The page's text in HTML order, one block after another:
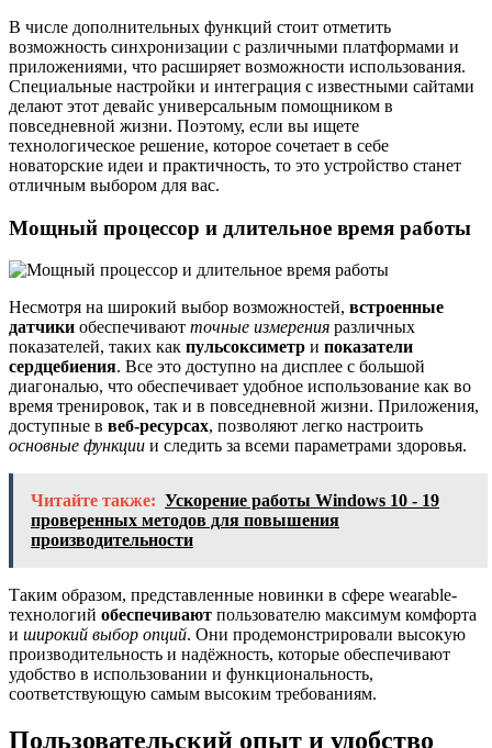
В числе дополнительных функций стоит отметить
возможность синхронизации с различными платформами и
приложениями, что расширяет возможности использования.
Специальные настройки и интеграция с известными сайтами
делают этот девайс универсальным помощником в
повседневной жизни. Поэтому, если вы ищете
технологическое решение, которое сочетает в себе
новаторские идеи и практичность, то это устройство станет
отличным выбором для вас.
Мощный процессор и длительное время работы
Несмотря на широкий выбор возможностей, встроенные
датчики обеспечивают точные измерения различных
показателей, таких как пульсоксиметр и показатели
сердцебиения. Все это доступно на дисплее с большой
диагональю, что обеспечивает удобное использование как во
время тренировок, так и в повседневной жизни. Приложения,
доступные в веб-ресурсах, позволяют легко настроить
основные функции и следить за всеми параметрами здоровья.
Читайте также: Ускорение работы Windows 10 - 19
проверенных методов для повышения
производительности
Таким образом, представленные новинки в сфере wearable-
технологий обеспечивают пользователю максимум комфорта
и широкий выбор опций. Они продемонстрировали высокую
производительность и надёжность, которые обеспечивают
удобство в использовании и функциональность,
соответствующую самым высоким требованиям.
Пользовательский опыт и удобство